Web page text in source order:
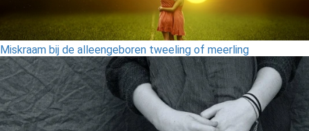
Miskraam bij de alleengeboren tweeling of meerling